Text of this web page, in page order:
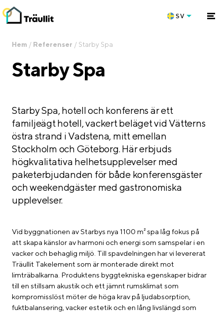
SV
Hem / Referenser / Starby Spa
Starby Spa
Starby Spa, hotell och konferens är ett
familjeägt hotell, vackert beläget vid Vätterns
östra strand i Vadstena, mitt emellan
Stockholm och Göteborg. Här erbjuds
högkvalitativa helhetsupplevelser med
paketerbjudanden för både konferensgäster
och weekendgäster med gastronomiska
upplevelser.
Vid byggnationen av Starbys nya 1100 m² spa låg fokus på
att skapa känslor av harmoni och energi som samspelar i en
vacker och behaglig miljö. Till spavdelningen har vi levererat
Träullit Takelement som är monterade direkt mot
limträbalkarna. Produktens byggtekniska egenskaper bidrar
till en stillsam akustik och ett jämnt rumsklimat som
kompromisslöst möter de höga krav på ljudabsorption,
fuktbalansering, vacker estetik och en lång livslängd som